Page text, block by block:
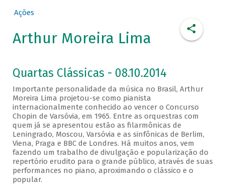
Ações
Arthur Moreira Lima
Quartas Clássicas - 08.10.2014
Importante personalidade da música no Brasil, Arthur
Moreira Lima projetou-se como pianista
internacionalmente conhecido ao vencer o Concurso
Chopin de Varsóvia, em 1965. Entre as orquestras com
quem já se apresentou estão as filarmônicas de
Leningrado, Moscou, Varsóvia e as sinfônicas de Berlim,
Viena, Praga e BBC de Londres. Há muitos anos, vem
fazendo um trabalho de divulgação e popularização do
repertório erudito para o grande público, através de suas
performances no piano, aproximando o clássico e o
popular.